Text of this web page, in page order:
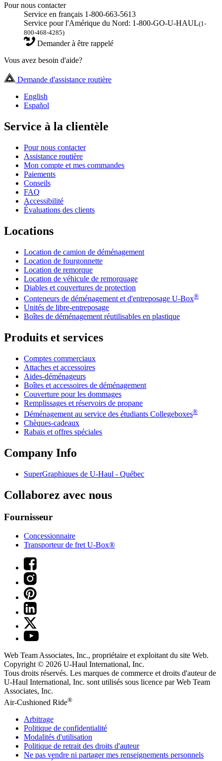
Pour nous contacter
Service en français 1-800-663-5613
Service pour l'Amérique du Nord: 1-800-GO-U-HAUL(1-
800-468-4285)
Demander à être rappelé
Vous avez besoin d'aide?
Demande d'assistance routière
English
Español
Service à la clientèle
Pour nous contacter
Assistance routière
Mon compte et mes commandes
Paiements
Conseils
FAQ
Accessibilité
Évaluations des clients
Locations
Location de camion de déménagement
Location de fourgonnette
Location de remorque
Location de véhicule de remorquage
Diables et couvertures de protection
Conteneurs de déménagement et d'entreposage U-Box®
Unités de libre-entreposage
Boîtes de déménagement réutilisables en plastique
Produits et services
Comptes commerciaux
Attaches et accessoires
Aides-déménageurs
Boîtes et accessoires de déménagement
Couverture pour les dommages
Remplissages et réservoirs de propane
Déménagement au service des étudiants Collegeboxes®
Chèques-cadeaux
Rabais et offres spéciales
Company Info
SuperGraphiques de U-Haul - Québec
Collaborez avec nous
Fournisseur
Concessionnaire
Transporteur de fret U-Box®
Web Team Associates, Inc., propriétaire et exploitant du site Web.
Copyright © 2026 U-Haul International, Inc.
Tous droits réservés. Les marques de commerce et droits d'auteur de
U-Haul International, Inc. sont utilisés sous licence par Web Team
Associates, Inc.
Air-Cushioned Ride®
Arbitrage
Politique de confidentialité
Modalités d'utilisation
Politique de retrait des droits d'auteur
Ne pas vendre ni partager mes renseignements personnels